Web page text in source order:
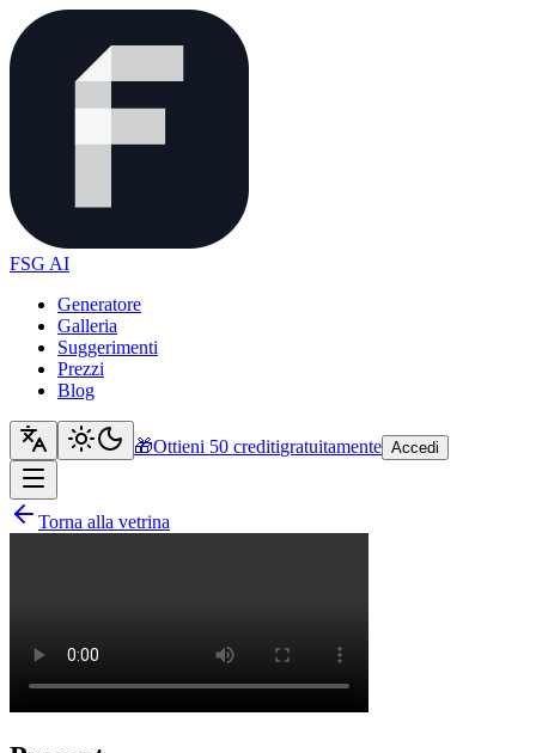
FSG AI
Generatore
Galleria
Suggerimenti
Prezzi
Blog
🎁Ottieni 50 creditigratuitamente Accedi
Torna alla vetrina